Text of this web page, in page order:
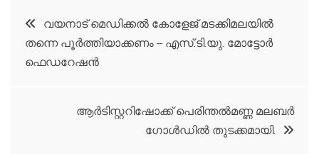
Post
navigation
വയനാട് മെഡിക്കൽ കോളേജ് മടക്കിമലയിൽ
തന്നെ പൂർത്തിയാക്കണം – എസ്.ടി.യു. മോട്ടോർ
ഫെഡറേഷൻ
ആര്‍ടിസ്റ്ററിഷോക്ക് പെരിന്തല്‍മണ്ണ മലബര്‍
ഗോള്‍ഡില്‍ തുടക്കമായി.